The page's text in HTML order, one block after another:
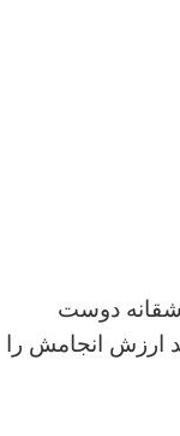
دوست
ارزش انجامش را